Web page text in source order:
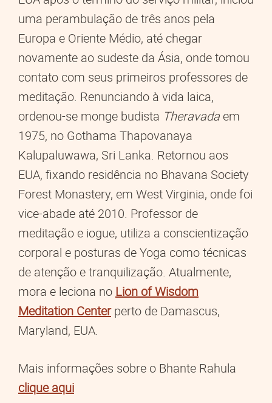
uma perambulação de três anos pela
Europa e Oriente Médio, até chegar
novamente ao sudeste da Ásia, onde tomou
contato com seus primeiros professores de
meditação. Renunciando à vida laica,
ordenou-se monge budista Theravada em
1975, no Gothama Thapovanaya
Kalupaluwawa, Sri Lanka. Retornou aos
EUA, fixando residência no Bhavana Society
Forest Monastery, em West Virginia, onde foi
vice-abade até 2010. Professor de
meditação e iogue, utiliza a conscientização
corporal e posturas de Yoga como técnicas
de atenção e tranquilização. Atualmente,
mora e leciona no Lion of Wisdom
Meditation Centerperto de Damascus,
Maryland, EUA.
Mais informações sobre o Bhante Rahula
clique aqui